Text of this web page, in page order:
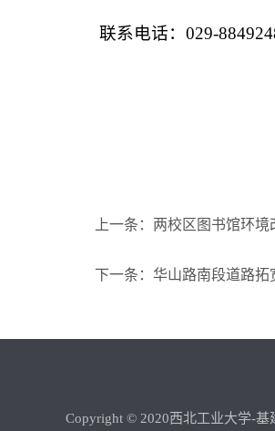
联系电话：029-
上一条：两校区图书馆环
下一条：华山路南段道路拓
Copyright © 2020西北工业大学-基